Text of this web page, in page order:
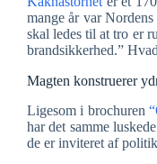
mange år var
skal ledes til at tro er
brandsikkerhed.”
Magten konstruerer
Ligesom i brochuren
har det samme
de er inviteret af